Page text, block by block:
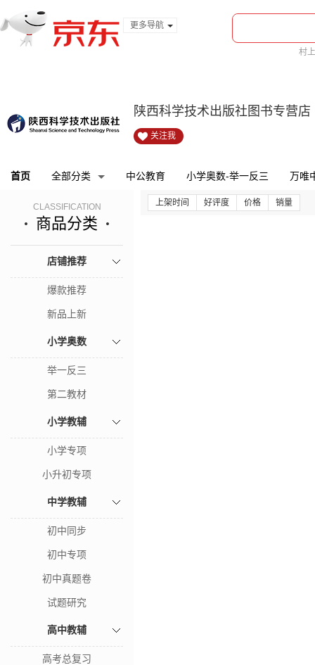
更多导航
村
陕西科学技术出版社图书专营店
关注我
首页 全部分类 中公教育 小学奥数-举一反三 万唯
CLASSIFICATION
商品分类
店铺推荐
爆款推荐
新品上新
小学奥数
举一反三
第二教材
小学教辅
小学专项
小升初专项
中学教辅
初中同步
初中专项
初中真题卷
试题研究
高中教辅
高考总复习
上架时间 好评度 价格 销量